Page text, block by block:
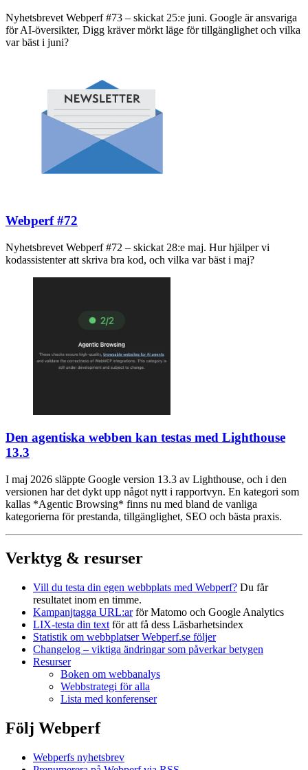
Nyhetsbrevet Webperf #73 – skickat 25:e juni. Google är ansvariga
för AI-översikter, Digg kräver mörkt läge för tillgänglighet och vilka
var bäst i juni?
Webperf #72
Nyhetsbrevet Webperf #72 – skickat 28:e maj. Hur hjälper vi
kodassistenter att skriva bra kod, och vilka var bäst i maj?
Den agentiska webben kan testas med Lighthouse
13.3
I maj 2026 släppte Google version 13.3 av Lighthouse, och i den
versionen har det dykt upp något nytt i rapportvyn. En kategori som
kallas *Agentic Browsing* finns nu med bland de vanliga
kategorierna för prestanda, tillgänglighet, SEO och bästa praxis.
Verktyg & resurser
Vill du testa din egen webbplats med Webperf? Du får
resultatet inom en timme.
Kampanjtagga URL:arför Matomo och Google Analytics
LIX-testa din text för att få dess Läsbarhetsindex
Statistik om webbplatser Webperf.se följer
Changelog – viktiga ändringar som påverkar betygen
Resurser
Boken om webbanalys
Webbstrategi för alla
Lista med konferenser
Följ Webperf
Webperfs nyhetsbrev